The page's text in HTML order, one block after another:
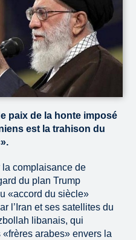
paix de la honte imposé
est la trahison du
complaisance de
du plan Trump
«accord du siècle»
l’Iran et ses satellites du
libanais, qui
arabes» envers la